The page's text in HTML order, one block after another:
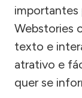
importantes
Webstories
texto e
atrativo e
quer se